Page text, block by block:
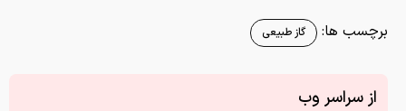
برچسب ها: گاز طبیعی
از سراسر وب